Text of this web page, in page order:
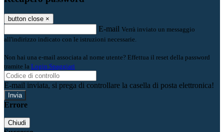
button close ×
E-mail Verrà inviato un messaggio
all'indirizzo indicato con le istruzioni necessarie.
Non hai una e-mail associata al nome utente? Effettua il reset della password
tramite la Login Spaggiari
E-mail inviata, si prega di controllare la casella di posta elettronica!
Errore
Chiudi